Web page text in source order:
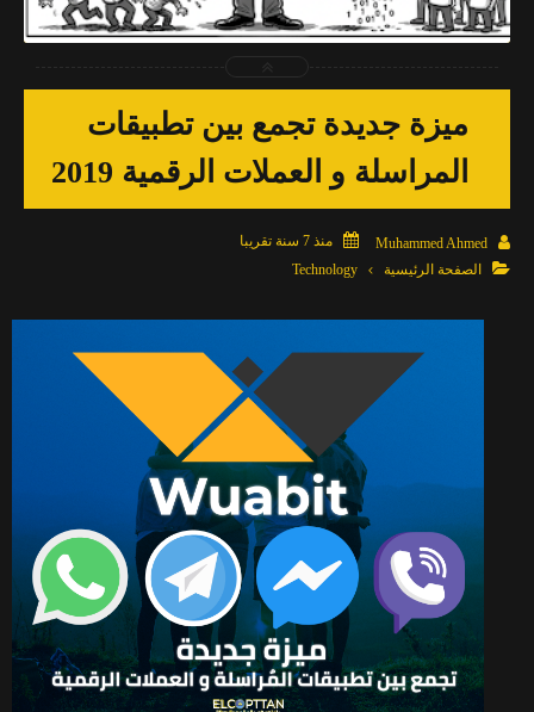
2026-04-03
Muhammed Ahmed
شاهد الموضوع
ميزة جديدة تجمع بين تطبيقات
المراسلة و العملات الرقمية 2019

Muhammed Ahmed

منذ 7 سنة تقريبا

الصفحة الرئيسية Technology